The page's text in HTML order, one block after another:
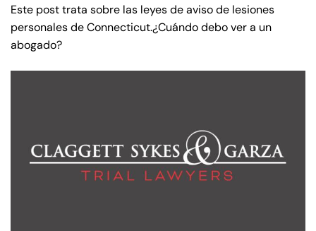
Este post trata sobre las leyes de aviso de lesiones
personales de Connecticut.¿Cuándo debo ver a un
abogado?